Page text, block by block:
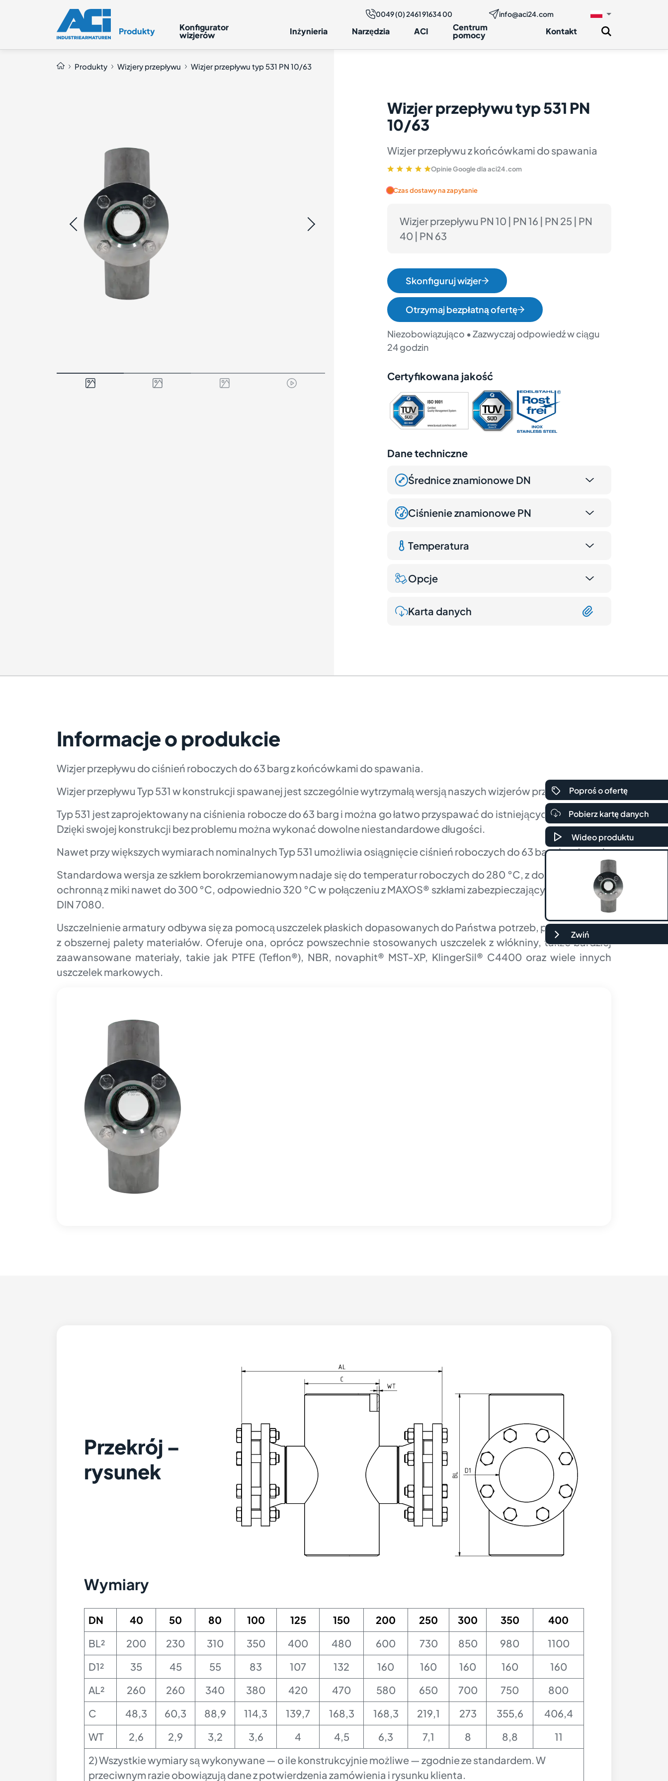
0049 (0) 2461 91634 00 info@aci24.com
Produkty Konfigurator
wizjerów Inżynieria Narzędzia ACI Centrum
pomocy Kontakt
Poproś o ofertę
Pobierz kartę danych
Wideo produktu
Zwiń
Wizjer przepływu typ 531 PN
10/63
Doradztwo
Produkty Wizjery przepływu Wizjer przepływu typ 531 PN 10/63
Wizjer przepływu typ 531 PN
10/63
Wizjer przepływu z końcówkami do spawania
Opinie Google dla aci24.com
Czas dostawy na zapytanie
Wizjer przepływu PN 10 | PN 16 | PN 25 | PN
40 | PN 63
Skonfiguruj wizjer
Otrzymaj bezpłatną ofertę
Niezobowiązująco • Zazwyczaj odpowiedź w ciągu
24 godzin
Certyfikowana jakość
Dane techniczne
Średnice znamionowe DN
Ciśnienie znamionowe PN
Temperatura
Opcje
Karta danych
Informacje o produkcie
Wizjer przepływu do ciśnień roboczych do 63 barg z końcówkami do spawania.
Wizjer przepływu Typ 531 w konstrukcji spawanej jest szczególnie wytrzymałą wersją naszych wizjerów przepływu.
Typ 531 jest zaprojektowany na ciśnienia robocze do 63 barg i można go łatwo przyspawać do istniejących rurociągów.
Dzięki swojej konstrukcji bez problemu można wykonać dowolne niestandardowe długości.
Nawet przy większych wymiarach nominalnych Typ 531 umożliwia osiągnięcie ciśnień roboczych do 63 barg i wyższych.
Standardowa wersja ze szkłem borokrzemianowym nadaje się do temperatur roboczych do 280 °C, z dodatkową płytą
ochronną z miki nawet do 300 °C, odpowiednio 320 °C w połączeniu z MAXOS® szkłami zabezpieczającymi zgodnymi z
DIN 7080.
Uszczelnienie armatury odbywa się za pomocą uszczelek płaskich dopasowanych do Państwa potrzeb, pochodzących
z obszernej palety materiałów. Oferuje ona, oprócz powszechnie stosowanych uszczelek z włókniny, także bardziej
zaawansowane materiały, takie jak PTFE (Teflon®), NBR, novaphit® MST-XP, KlingerSil® C4400 oraz wiele innych
uszczelek markowych.
Przekrój –
rysunek
Wymiary
DN 40 50 80 100 125 150 200 250 300 350
400
BL²
200 230 310 350 400 480 600 730 850 980
1100
D1²
35 45 55 83 107 132 160 160 160 160
160
AL ² 260 260 340 380 420 470 580 650 700 750
800
C
48,3 60,3 88,9 114,3 139,7 168,3 168,3 219,1 273 355,6
406,4
WT
2,6 2,9 3,2 3,6 4 4,5 6,3 7,1 8 8,8
11
2) Wszystkie wymiary są wykonywane — o ile konstrukcyjnie możliwe — zgodnie ze standardem. W
przeciwnym razie obowiązują dane z potwierdzenia zamówienia i rysunku klienta.